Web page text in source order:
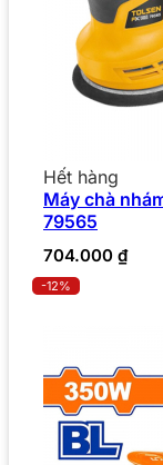
Hết hàng
Máy chà
79565
704.000 ₫
-12%